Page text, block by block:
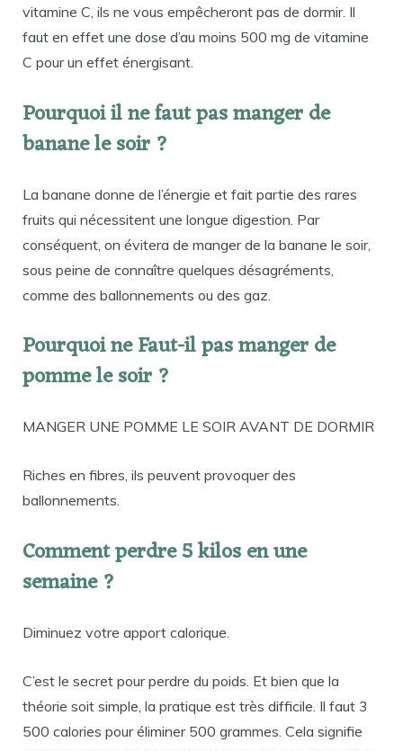
vitamine C, ils ne vous empêcheront pas de dormir. Il
faut en effet une dose d’au moins 500 mg de vitamine
C pour un effet énergisant.
Pourquoi il ne faut pas manger de
banane le soir ?
La banane donne de l’énergie et fait partie des rares
fruits qui nécessitent une longue digestion. Par
conséquent, on évitera de manger de la banane le soir,
sous peine de connaître quelques désagréments,
comme des ballonnements ou des gaz.
Pourquoi ne Faut-il pas manger de
pomme le soir ?
MANGER UNE POMME LE SOIR AVANT DE DORMIR
Riches en fibres, ils peuvent provoquer des
ballonnements.
Comment perdre 5 kilos en une
semaine ?
Diminuez votre apport calorique.
C’est le secret pour perdre du poids. Et bien que la
théorie soit simple, la pratique est très difficile. Il faut 3
500 calories pour éliminer 500 grammes. Cela signifie